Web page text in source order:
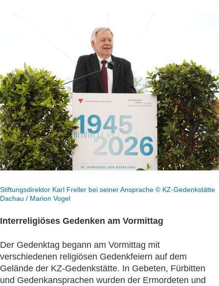
Stiftungsdirektor Karl Freller bei seiner Ansprache © KZ-Gedenkstätte
Dachau / Marion Vogel
Interreligiöses Gedenken am Vormittag
Der Gedenktag begann am Vormittag mit
verschiedenen religiösen Gedenkfeiern auf dem
Gelände der KZ-Gedenkstätte. In Gebeten, Fürbitten
und Gedenkansprachen wurden der Ermordeten und